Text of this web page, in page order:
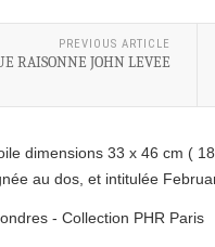
PREVIOUS ARTICLE
RAISONNE JOHN LEVEE
dimensions 33 x 46 cm (
au dos, et intitulée
- Collection PHR Paris